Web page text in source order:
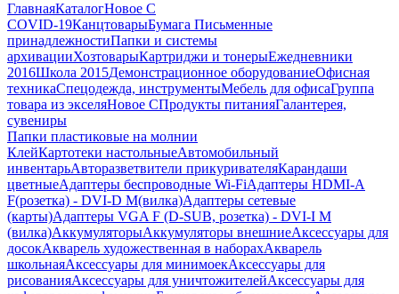
ГлавнаяКаталогНовое С
COVID-19КанцтоварыБумага Письменные
принадлежностиПапки и системы
архивацииХозтоварыКартриджи и тонерыЕжедневники
2016Школа 2015Демонстрационное оборудованиеОфисная
техникаСпецодежда, инструментыМебель для офисаГруппа
товара из экселяНовое СПродукты питанияГалантерея,
сувениры
Папки пластиковые на молнии
КлейКартотеки настольныеАвтомобильный
инвентарьАвторазветвители прикуривателяКарандаши
цветныеАдаптеры беспроводные Wi-FiАдаптеры HDMI-A
F(розетка) - DVI-D M(вилка)Адаптеры сетевые
(карты)Адаптеры VGA F (D-SUB, розетка) - DVI-I M
(вилка)АккумуляторыАккумуляторы внешниеАксессуары для
досокАкварель художественная в наборахАкварель
школьнаяАксессуары для минимоекАксессуары для
рисованияАксессуары для уничтожителейАксессуары для